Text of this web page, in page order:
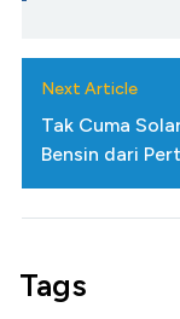
Next Article
Tak Cuma
Bensin dari
Tags